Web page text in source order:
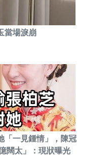
當場淚崩
「一見鍾情」，陳冠
闊太」：現狀曝光